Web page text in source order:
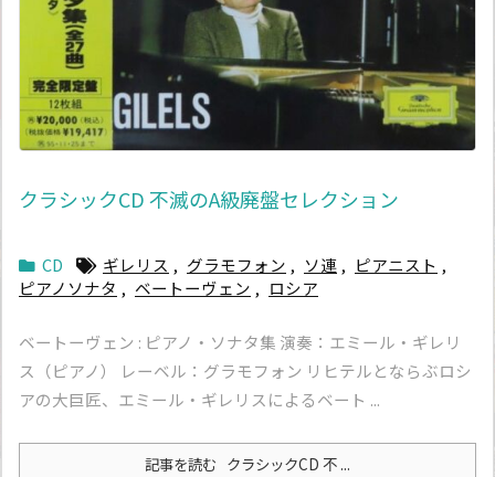
クラシックCD 不滅のA級廃盤セレクション
CD ギレリス , グラモフォン , ソ連 , ピアニスト ,
ピアノソナタ , ベートーヴェン , ロシア
ベートーヴェン : ピアノ・ソナタ集 演奏：エミール・ギレリ
ス（ピアノ） レーベル：グラモフォン リヒテルとならぶロシ
アの大巨匠、エミール・ギレリスによるベート ...
記事を読む クラシックCD 不 ...